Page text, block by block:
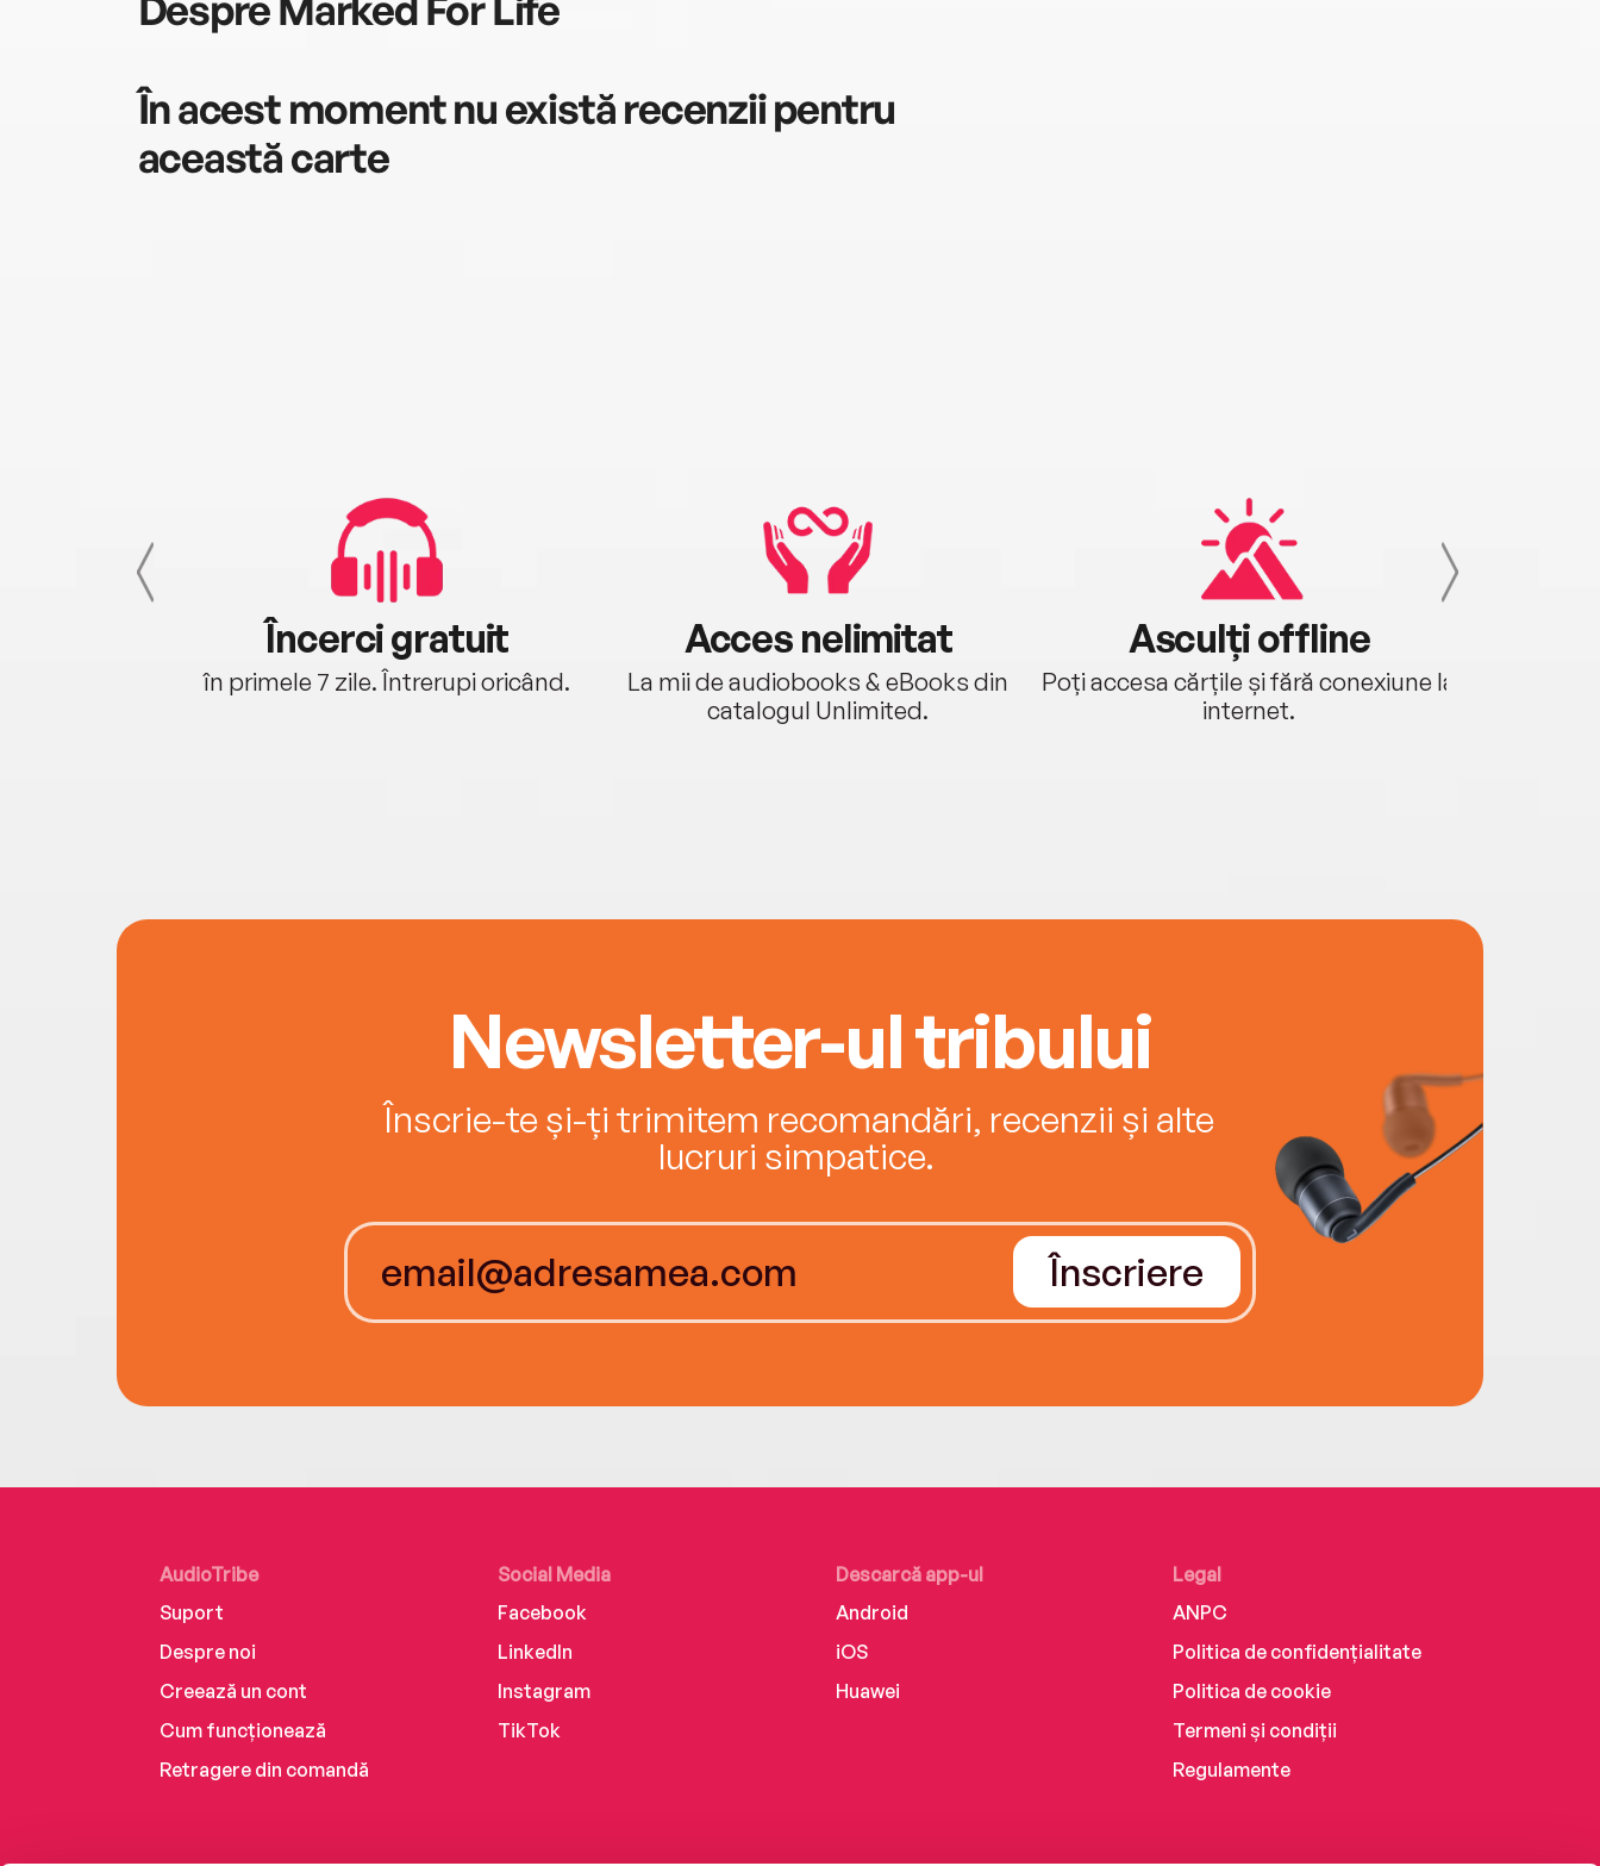
În acest moment nu există recenzii pentru
această carte
Încerci gratuit
în primele 7 zile. Întrerupi oricând.
Acces nelimitat
La mii de audiobooks & eBooks din
catalogul Unlimited.
Asculți offline
Poți accesa cărțile și fără conexiune la
internet.
Newsletter-ul tribului
Înscrie-te și-ți trimitem recomandări, recenzii și alte
lucruri simpatice.
Înscriere
AudioTribe
Suport
Despre noi
Creează un cont
Cum funcționează
Retragere din comandă
Social Media
Facebook
LinkedIn
Instagram
TikTok
Descarcă app-ul
Android
iOS
Huawei
Legal
ANPC
Politica de confidențialitate
Politica de cookie
Termeni și condiții
Regulamente